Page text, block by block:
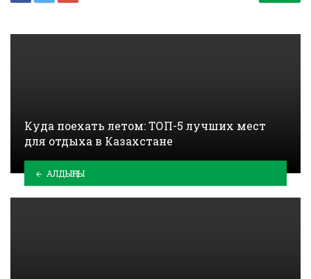
Куда поехать летом: ТОП-5 лучших мест
для отдыха в Казахстане
АЛДЫҢҒЫ